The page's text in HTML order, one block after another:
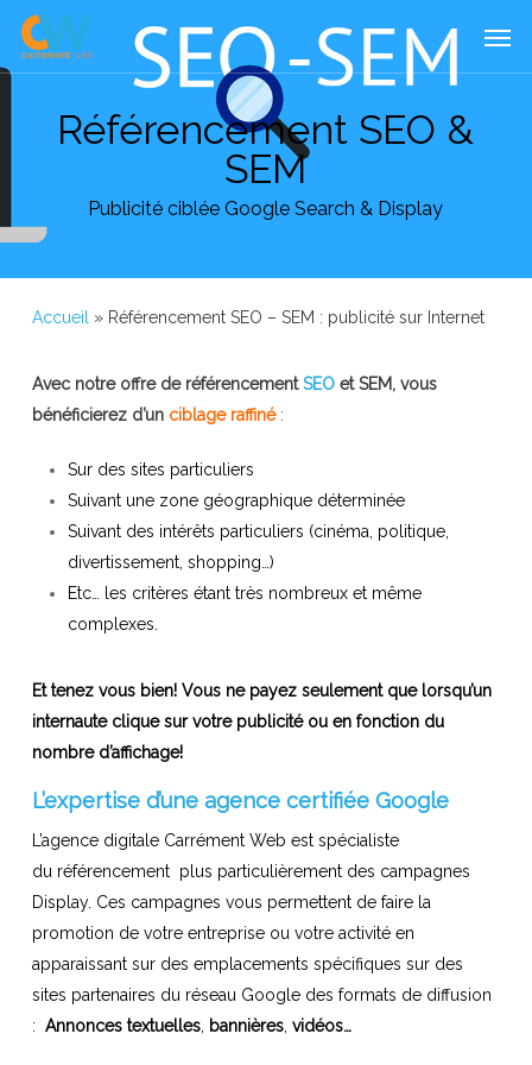
Skip
main
Référencement SEO &
SEM
Publicité ciblée Google Search & Display
Accueil » Référencement SEO – SEM : publicité sur Internet
Avec notre offre de référencementSEOet SEM, vous
bénéficierez d’un ciblage raffiné:
Sur des sites particuliers
Suivant une zone géographique déterminée
Suivant des intérêts particuliers (cinéma, politique,
divertissement, shopping…)
Etc… les critères étant très nombreux et même
complexes.
Et tenez vous bien! Vous ne payez seulement que lorsqu’un
internaute clique sur votre publicité ou en fonction du
nombre d’affichage!
L’expertise d’une agence certifiée Google
L’agence digitale Carrément Web est spécialiste
du référencement plus particulièrement des campagnes
Display. Ces campagnes vous permettent de faire la
promotion de votre entreprise ou votre activité en
apparaissant sur des emplacements spécifiques sur des
sites partenaires du réseau Google des formats de diffusion
:Annonces textuelles bannières vidéos…